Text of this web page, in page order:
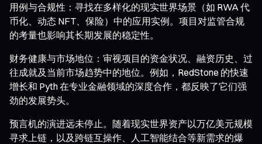
用例与合规性：寻找在多样化的现实世界场景（如 RWA 代
币化、动态 NFT、保险）中的应用实例。项目对监管合规
的考量也影响其长期发展的稳定性。
财务健康与市场地位：审视项目的资金状况、融资历史、过
往成就及当前市场趋势中的地位。例如，RedStone 的快速
增长和 Pyth 在专业金融领域的深度合作，都反映了它们强
劲的发展势头。
预言机的演进远未停止。随着现实世界资产以万亿美元规模
寻求上链，以及跨链互操作、人工智能结合等新需求的爆